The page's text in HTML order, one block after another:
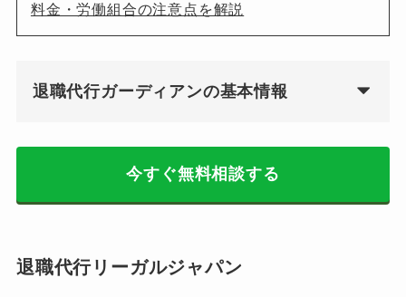
料金・労働組合の注意点を解説
退職代行ガーディアンの基本情報
今すぐ無料相談する
退職代行リーガルジャパン